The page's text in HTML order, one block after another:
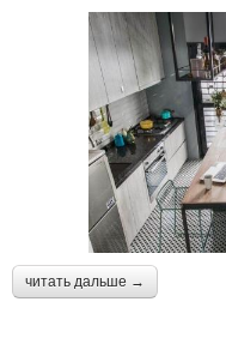
читать дальше →